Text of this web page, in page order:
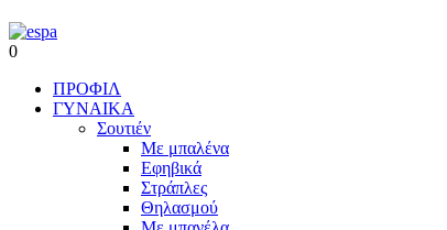
0
ΠΡΟΦΙΛ
ΓΥΝΑΙΚΑ
Σουτιέν
Με μπαλένα
Εφηβικά
Στράπλες
Θηλασμού